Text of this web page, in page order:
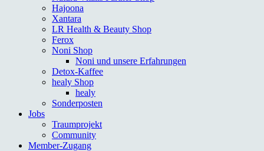
Hajoona
Xantara
LR Health & Beauty Shop
Ferox
Noni Shop
Noni und unsere Erfahrungen
Detox-Kaffee
healy Shop
healy
Sonderposten
Jobs
Traumprojekt
Community
Member-Zugang